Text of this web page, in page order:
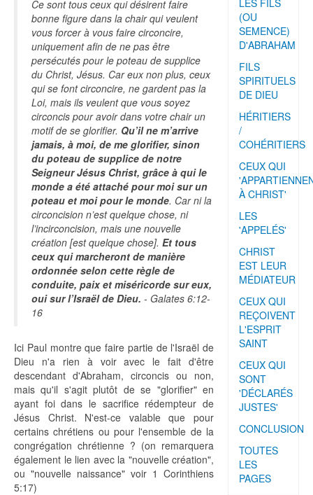
LES FILS
(OU
SEMENCE)
D'ABRAHAM
FILS
SPIRITUELS
DE DIEU
HÉRITIERS
/
COHÉRITIERS
CEUX QUI
À CHRIST'
LES
'APPELÉS'
CHRIST
EST LEUR
MÉDIATEUR
CEUX QUI
REÇOIVENT
L'ESPRIT
SAINT
CEUX QUI
SONT
'DÉCLARÉS
JUSTES'
CONCLUSION
TOUTES
LES
PAGES
Ce sont tous ceux qui désirent faire
bonne figure dans la chair qui veulent
vous forcer à vous faire circoncire,
uniquement afin de ne pas être
persécutés pour le poteau de supplice
du Christ, Jésus. Car eux non plus, ceux
qui se font circoncire, ne gardent pas la
Loi, mais ils veulent que vous soyez
circoncis pour avoir dans votre chair un
motif de se glorifier. Qu’il ne m’arrive
jamais, à moi, de me glorifier, sinon
du poteau de supplice de notre
Seigneur Jésus Christ, grâce à qui le
monde a été attaché pour moi sur un
poteau et moi pour le monde. Car ni la
circoncision n’est quelque chose, ni
l’incirconcision, mais une nouvelle
création [est quelque chose]. Et tous
ceux qui marcheront de manière
ordonnée selon cette règle de
conduite, paix et miséricorde sur eux,
oui sur l’Israël de Dieu. - Galates 6:12-
16
Ici Paul montre que faire partie de l'Israël de
Dieu n'a rien à voir avec le fait d'être
descendant d'Abraham, circoncis ou non,
mais qu'il s'agit plutôt de se "glorifier" en
ayant foi dans le sacrifice rédempteur de
Jésus Christ. N'est-ce valable que pour
certains chrétiens ou pour l'ensemble de la
congrégation chrétienne ? (on remarquera
également le lien avec la "nouvelle création",
ou "nouvelle naissance" voir 1 Corinthiens
5:17)